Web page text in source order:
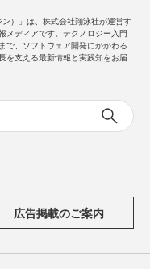
ン）」は、株式会社翔泳社が運営す
メディアです。テクノロジー入門
で、ソフトウェア開発にかかわる
を支える最新情報と実践知をお届
広告掲載のご案内